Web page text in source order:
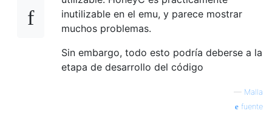
inutilizable en el emu, y parece mostrar
muchos problemas.
Sin embargo, todo esto podría deberse a la
etapa de desarrollo del código
— Malla
fuente